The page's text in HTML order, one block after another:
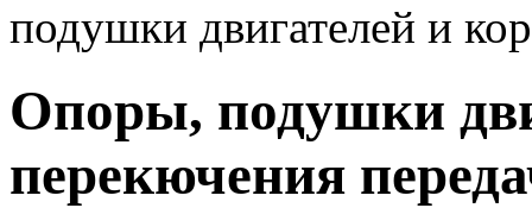
подушки двигателей и
Опоры, подушки
перекючения